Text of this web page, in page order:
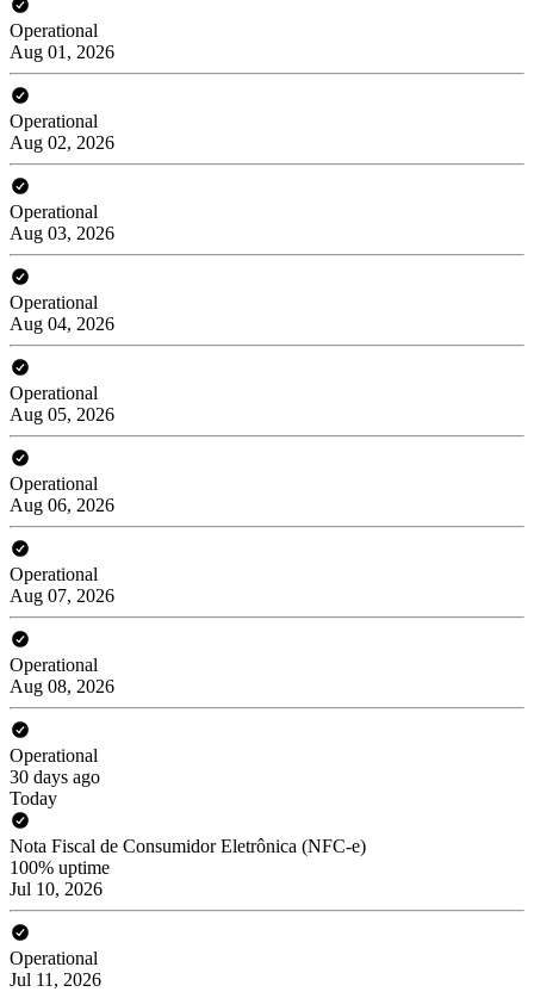
Operational
Aug 01, 2026
Operational
Aug 02, 2026
Operational
Aug 03, 2026
Operational
Aug 04, 2026
Operational
Aug 05, 2026
Operational
Aug 06, 2026
Operational
Aug 07, 2026
Operational
Aug 08, 2026
Operational
30 days ago
Today
Nota Fiscal de Consumidor Eletrônica (NFC-e)
100% uptime
Jul 10, 2026
Operational
Jul 11, 2026